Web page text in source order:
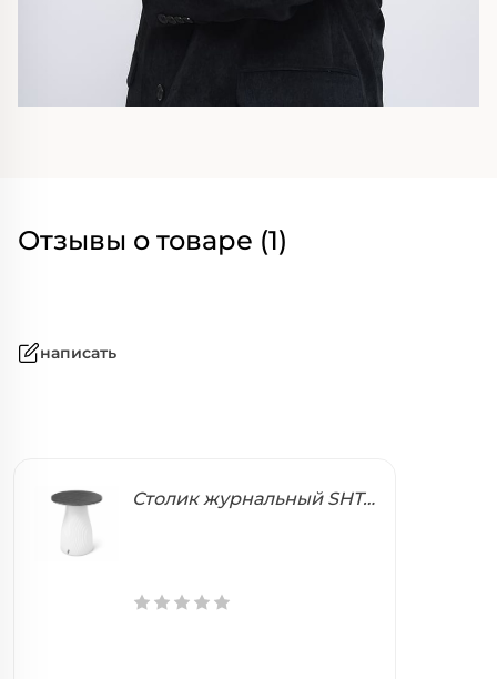
Отзывы о товаре (1)
написать
Столик журнальный SHT БАО